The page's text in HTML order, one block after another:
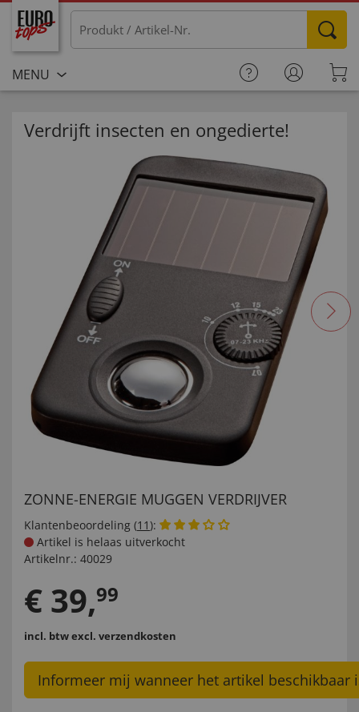
MENU
Verdrijft insecten en ongedierte!
ZONNE-ENERGIE MUGGEN VERDRIJVER
Klantenbeoordeling (11):
Artikel is helaas uitverkocht
Artikelnr.: 40029
€ 39,99
incl. btwexcl. verzendkosten
Informeer mij wanneer het artikel beschikbaar